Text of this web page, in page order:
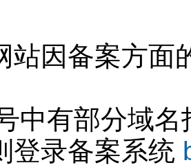
站因备案方面
中有部分域
登录备案系统